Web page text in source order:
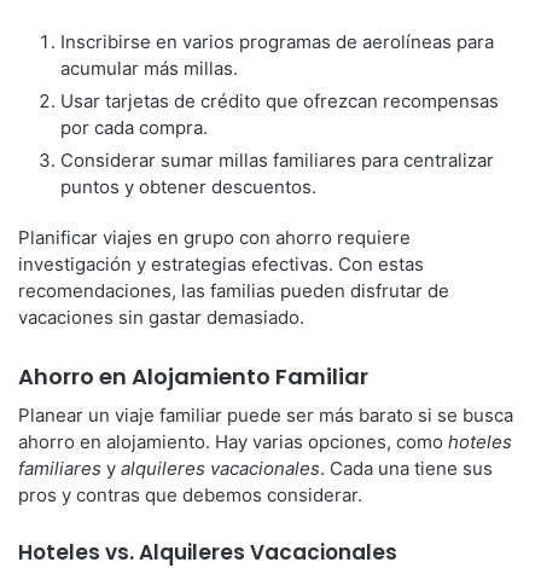
Inscribirse en varios programas de aerolíneas para
acumular más millas.
Usar tarjetas de crédito que ofrezcan recompensas
por cada compra.
Considerar sumar millas familiares para centralizar
puntos y obtener descuentos.
Planificar viajes en grupo con ahorro requiere
investigación y estrategias efectivas. Con estas
recomendaciones, las familias pueden disfrutar de
vacaciones sin gastar demasiado.
Ahorro en Alojamiento Familiar
Planear un viaje familiar puede ser más barato si se busca
ahorro en alojamiento. Hay varias opciones, como hoteles
familiares y alquileres vacacionales. Cada una tiene sus
pros y contras que debemos considerar.
Hoteles vs. Alquileres Vacacionales